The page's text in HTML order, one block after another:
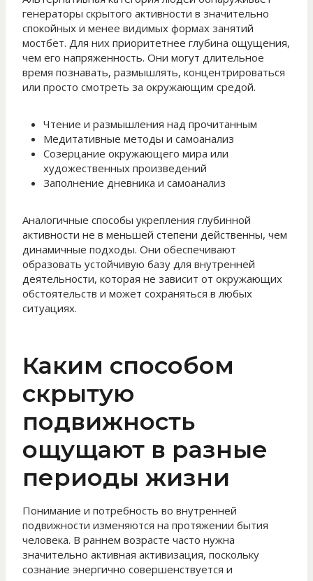
генераторы скрытого активности в значительно
спокойных и менее видимых формах занятий
мостбет. Для них приоритетнее глубина ощущения,
чем его напряженность. Они могут длительное
время познавать, размышлять, концентрироваться
или просто смотреть за окружающим средой.
Чтение и размышления над прочитанным
Медитативные методы и самоанализ
Созерцание окружающего мира или
художественных произведений
Заполнение дневника и самоанализ
Аналогичные способы укрепления глубинной
активности не в меньшей степени действенны, чем
динамичные подходы. Они обеспечивают
образовать устойчивую базу для внутренней
деятельности, которая не зависит от окружающих
обстоятельств и может сохраняться в любых
ситуациях.
Каким способом
скрытую
подвижность
ощущают в разные
периоды жизни
Понимание и потребность во внутренней
подвижности изменяются на протяжении бытия
человека. В раннем возрасте часто нужна
значительно активная активизация, поскольку
сознание энергично совершенствуется и